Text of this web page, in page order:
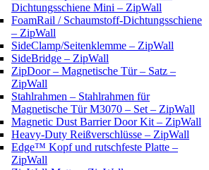
Dichtungsschiene Mini – ZipWall
FoamRail / Schaumstoff-Dichtungsschiene
– ZipWall
SideClamp/Seitenklemme – ZipWall
SideBridge – ZipWall
ZipDoor – Magnetische Tür – Satz –
ZipWall
Stahlrahmen – Stahlrahmen für
Magnetische Tür M3070 – Set – ZipWall
Magnetic Dust Barrier Door Kit – ZipWall
Heavy-Duty Reißverschlüsse – ZipWall
Edge™ Kopf und rutschfeste Platte –
ZipWall